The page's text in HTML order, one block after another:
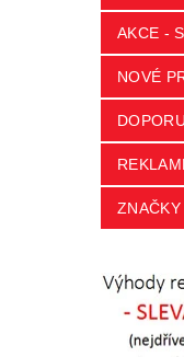
AKCE -
NOVÉ
ZNAČKY